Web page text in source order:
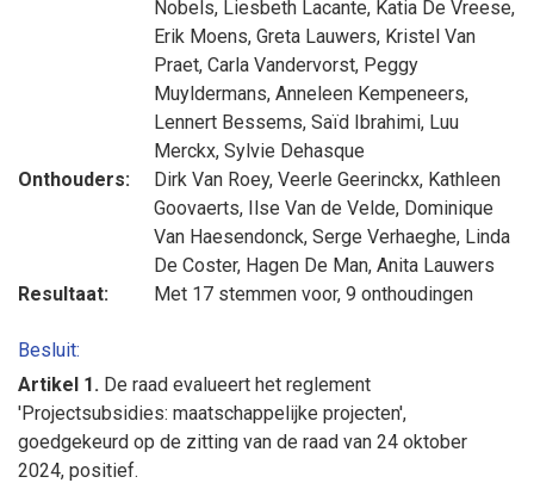
Nobels, Liesbeth Lacante, Katia De Vreese,
Erik Moens, Greta Lauwers, Kristel Van
Praet, Carla Vandervorst, Peggy
Muyldermans, Anneleen Kempeneers,
Lennert Bessems, Saïd Ibrahimi, Luu
Merckx, Sylvie Dehasque
Onthouders:
Dirk Van Roey, Veerle Geerinckx, Kathleen
Goovaerts, Ilse Van de Velde, Dominique
Van Haesendonck, Serge Verhaeghe, Linda
De Coster, Hagen De Man, Anita Lauwers
Resultaat:
Met 17 stemmen voor, 9 onthoudingen
Besluit:
Artikel 1. De raad evalueert het reglement
'Projectsubsidies: maatschappelijke projecten',
goedgekeurd op de zitting van de raad van 24 oktober
2024, positief.